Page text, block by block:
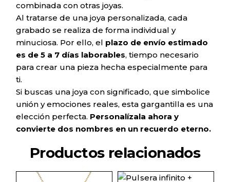
combinada con otras joyas.
Al tratarse de una joya personalizada, cada
grabado se realiza de forma individual y
minuciosa. Por ello, el plazo de envío estimado
es de 5 a 7 días laborables, tiempo necesario
para crear una pieza hecha especialmente para
ti.
Si buscas una joya con significado, que simbolice
unión y emociones reales, esta gargantilla es una
elección perfecta. Personalízala ahora y
convierte dos nombres en un recuerdo eterno.
Productos relacionados